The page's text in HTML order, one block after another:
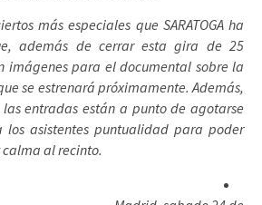
más especiales que SARATOGA ha
además de cerrar esta gira de 25
imágenes para el documental sobre la
se estrenará próximamente. Además,
entradas están a punto de agotarse
asistentes puntualidad para poder
al recinto.